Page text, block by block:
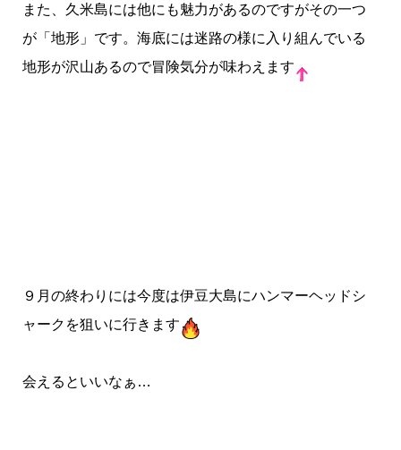
また、久米島には他にも魅力があるのですがその一つ
が「地形」です。海底には迷路の様に入り組んでいる
地形が沢山あるので冒険気分が味わえます
９月の終わりには今度は伊豆大島にハンマーヘッドシ
ャークを狙いに行きます
会えるといいなぁ…